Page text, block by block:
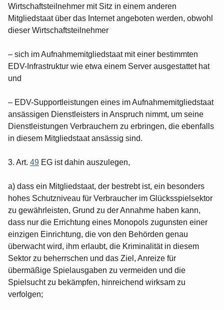
Wirtschaftsteilnehmer mit Sitz in einem anderen
Mitgliedstaat über das Internet angeboten werden, obwohl
dieser Wirtschaftsteilnehmer
– sich im Aufnahmemitgliedstaat mit einer bestimmten
EDV-Infrastruktur wie etwa einem Server ausgestattet hat
und
– EDV-Supportleistungen eines im Aufnahmemitgliedstaat
ansässigen Dienstleisters in Anspruch nimmt, um seine
Dienstleistungen Verbrauchern zu erbringen, die ebenfalls
in diesem Mitgliedstaat ansässig sind.
3. Art. 49 EG ist dahin auszulegen,
a) dass ein Mitgliedstaat, der bestrebt ist, ein besonders
hohes Schutzniveau für Verbraucher im Glücksspielsektor
zu gewährleisten, Grund zu der Annahme haben kann,
dass nur die Errichtung eines Monopols zugunsten einer
einzigen Einrichtung, die von den Behörden genau
überwacht wird, ihm erlaubt, die Kriminalität in diesem
Sektor zu beherrschen und das Ziel, Anreize für
übermäßige Spielausgaben zu vermeiden und die
Spielsucht zu bekämpfen, hinreichend wirksam zu
verfolgen;